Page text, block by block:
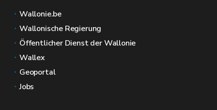
Wallonie.be
Wallonische Regierung
Öffentlicher Dienst der Wallonie
Wallex
Geoportal
Jobs